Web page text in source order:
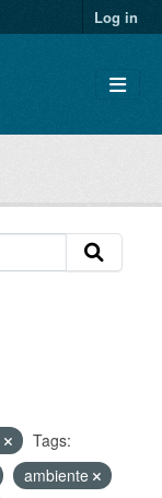
Log in
Tags:
ambiente